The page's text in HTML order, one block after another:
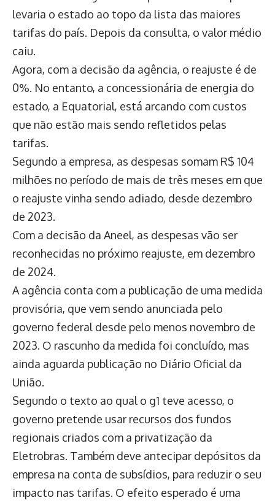
levaria o estado ao topo da lista das maiores
tarifas do país. Depois da consulta, o valor médio
caiu.
Agora, com a decisão da agência, o reajuste é de
0%. No entanto, a concessionária de energia do
estado, a Equatorial, está arcando com custos
que não estão mais sendo refletidos pelas
tarifas.
Segundo a empresa, as despesas somam R$ 104
milhões no período de mais de três meses em que
o reajuste vinha sendo adiado, desde dezembro
de 2023.
Com a decisão da Aneel, as despesas vão ser
reconhecidas no próximo reajuste, em dezembro
de 2024.
A agência conta com a publicação de uma medida
provisória, que vem sendo anunciada pelo
governo federal desde pelo menos novembro de
2023. O rascunho da medida foi concluído, mas
ainda aguarda publicação no Diário Oficial da
União.
Segundo o texto ao qual o g1 teve acesso, o
governo pretende usar recursos dos fundos
regionais criados com a privatização da
Eletrobras. Também deve antecipar depósitos da
empresa na conta de subsídios, para reduzir o seu
impacto nas tarifas. O efeito esperado é uma